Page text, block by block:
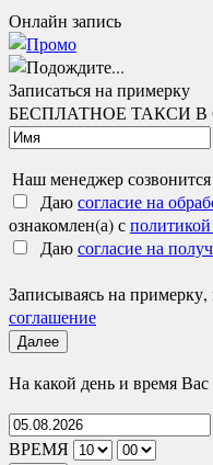
Онлайн запись
Записаться на примерку
БЕСПЛАТНОЕ ТАКСИ
Наш менеджер
Даюсогласие на
ознакомлен(а) с
Даюсогласие на
Записываясь на
соглашение
Далее
На какой день и время Вас
ВРЕМЯ